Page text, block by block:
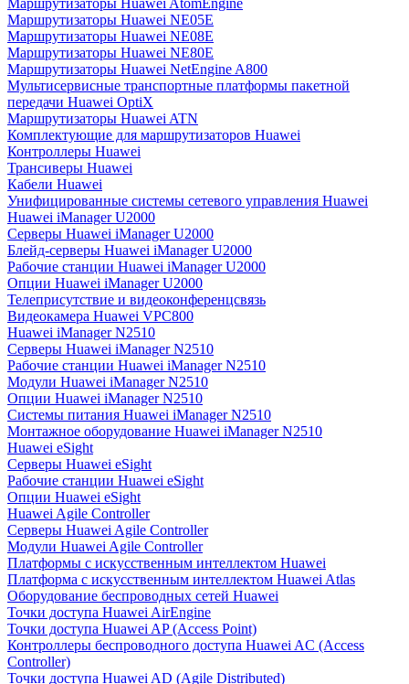
Маршрутизаторы Huawei AtomEngine
Маршрутизаторы Huawei NE05E
Маршрутизаторы Huawei NE08E
Маршрутизаторы Huawei NE80E
Маршрутизаторы Huawei NetEngine A800
Мультисервисные транспортные платформы пакетной
передачи Huawei OptiX
Маршрутизаторы Huawei ATN
Комплектующие для маршрутизаторов Huawei
Контроллеры Huawei
Трансиверы Huawei
Кабели Huawei
Унифицированные системы сетевого управления Huawei
Huawei iManager U2000
Серверы Huawei iManager U2000
Блейд-серверы Huawei iManager U2000
Рабочие станции Huawei iManager U2000
Опции Huawei iManager U2000
Телеприсутствие и видеоконференцсвязь
Видеокамера Huawei VPC800
Huawei iManager N2510
Серверы Huawei iManager N2510
Рабочие станции Huawei iManager N2510
Модули Huawei iManager N2510
Опции Huawei iManager N2510
Системы питания Huawei iManager N2510
Монтажное оборудование Huawei iManager N2510
Huawei eSight
Серверы Huawei eSight
Рабочие станции Huawei eSight
Опции Huawei eSight
Huawei Agile Controller
Серверы Huawei Agile Controller
Модули Huawei Agile Controller
Платформы с искусственным интеллектом Huawei
Платформа с искусственным интеллектом Huawei Atlas
Оборудование беспроводных сетей Huawei
Точки доступа Huawei AirEngine
Точки доступа Huawei AP (Access Point)
Контроллеры беспроводного доступа Huawei AC (Access
Controller)
Точки доступа Huawei AD (Agile Distributed)